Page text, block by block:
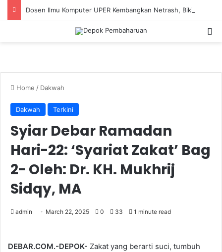
Home / Dakwah
Dakwah Terkini
Syiar Debar Ramadan
Hari-22: ‘Syariat Zakat’ Bag
2- Oleh: Dr. KH. Mukhrij
Sidqy, MA
admin March 22, 2025 0 33 1 minute read
DEBAR.COM.-DEPOK- Zakat yang berarti suci, tumbuh